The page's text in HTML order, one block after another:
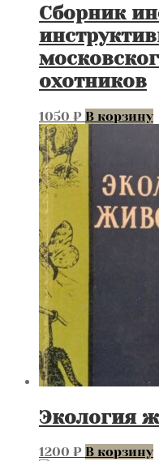
Сборник
охотников
1050 ₽ В корзину
Экология
1200 ₽ В корзину